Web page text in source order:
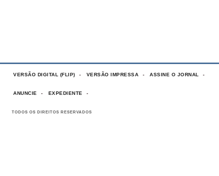
VERSÃO DIGITAL (FLIP) VERSÃO IMPRESSA ASSINE O JORNAL
ANUNCIE EXPEDIENTE
TODOS OS DIREITOS RESERVADOS